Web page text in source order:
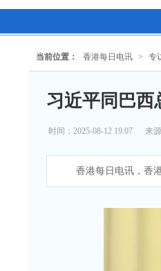
当前位置： 香港每日电讯 > 专
习近平同巴西
时间：2025-08-12 19:07 来源
香港每日电讯，香港